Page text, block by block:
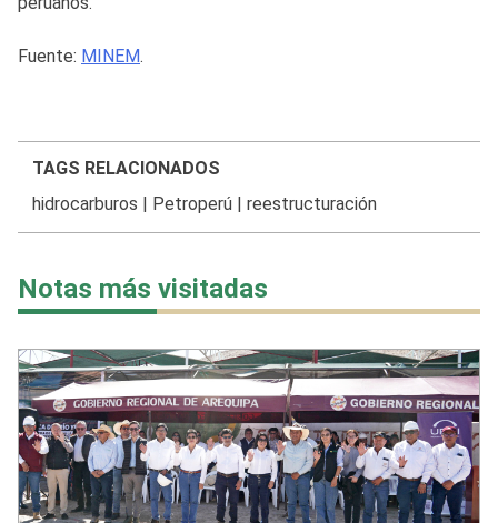
Fuente: MINEM.
TAGS RELACIONADOS
hidrocarburos
Petroperú| reestructuración
Notas más visitadas